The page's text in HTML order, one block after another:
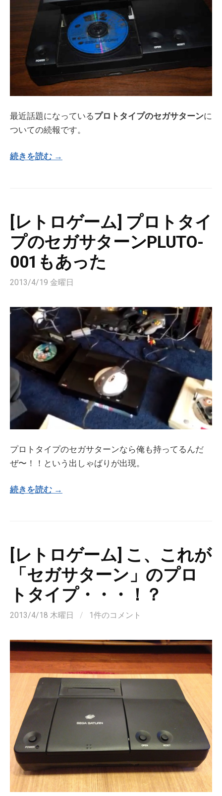
最近話題になっているプロトタイプのセガサターンに
ついての続報です。
続きを読む →
[レトロゲーム] プロトタイ
プのセガサターンPLUTO-
001もあった
2013/4/19 金曜日
プロトタイプのセガサターンなら俺も持ってるんだ
ぜ〜！！という出しゃばりが出現。
続きを読む →
[レトロゲーム] こ、これが
「セガサターン」のプロ
トタイプ・・・！？
2013/4/18 木曜日 / 1件のコメント